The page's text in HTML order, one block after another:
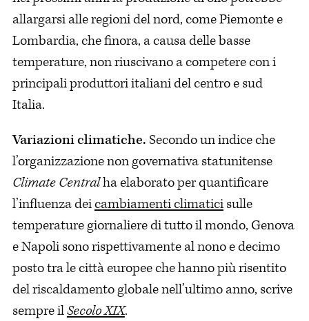
allargarsi alle regioni del nord, come Piemonte e
Lombardia, che finora, a causa delle basse
temperature, non riuscivano a competere con i
principali produttori italiani del centro e sud
Italia.
Variazioni climatiche. Secondo un indice che
l’organizzazione non governativa statunitense
Climate Centralha elaborato per quantificare
l’influenza deicambiamenti climaticisulle
temperature giornaliere di tutto il mondo, Genova
e Napoli sono rispettivamente al nono e decimo
posto tra le città europee che hanno più risentito
del riscaldamento globale nell’ultimo anno, scrive
sempre ilSecolo XIX.